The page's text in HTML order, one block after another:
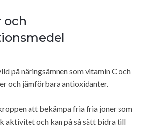
och
på näringsämnen som vitamin C och
och jämförbara antioxidanter.
att bekämpa fria fria joner som
aktivitet och kan på så sätt bidra till